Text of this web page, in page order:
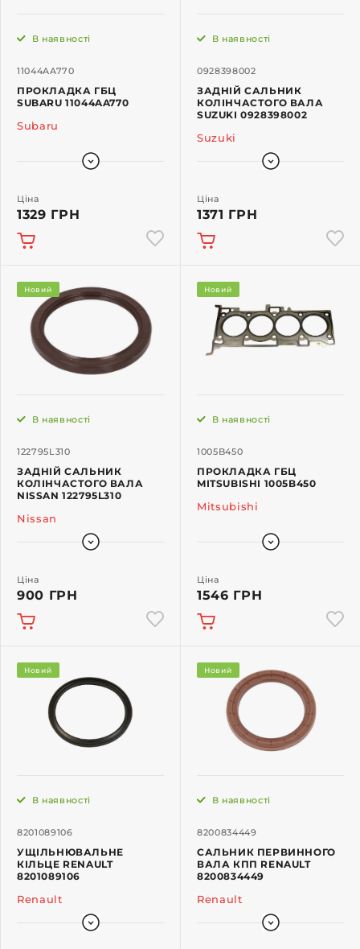
11044AA770
В наявності
ПРОКЛАДКА ГБЦ
SUBARU 11044AA770
Subaru
Ціна
1329 ГРН
0928398002
В наявності
ЗАДНІЙ САЛЬНИК
КОЛІНЧАСТОГО ВАЛА
SUZUKI 0928398002
Suzuki
Ціна
1371 ГРН
Новий
122795L310
В наявності
ЗАДНІЙ САЛЬНИК
КОЛІНЧАСТОГО ВАЛА
NISSAN 122795L310
Nissan
Ціна
900 ГРН
Новий
1005B450
В наявності
ПРОКЛАДКА ГБЦ
MITSUBISHI 1005B450
Mitsubishi
Ціна
1546 ГРН
Новий
8201089106
В наявності
УЩІЛЬНЮВАЛЬНЕ
КІЛЬЦЕ RENAULT
8201089106
Renault
Новий
8200834449
В наявності
САЛЬНИК ПЕРВИННОГО
ВАЛА КПП RENAULT
8200834449
Renault